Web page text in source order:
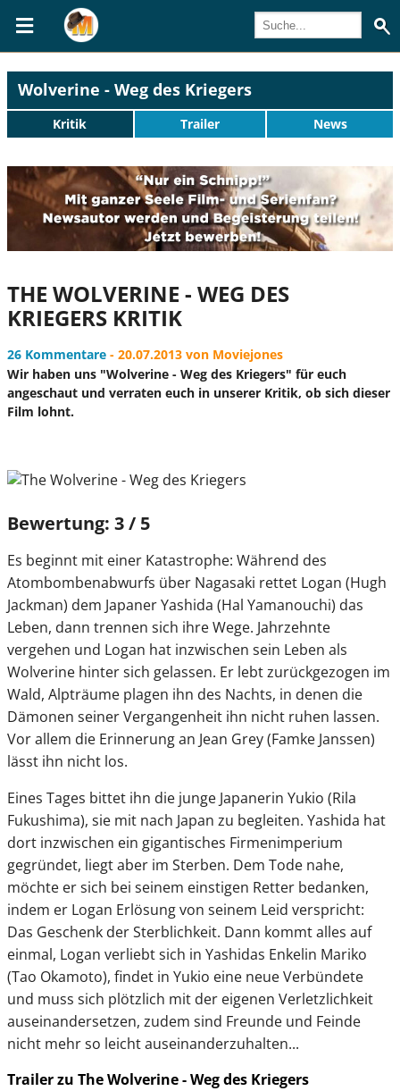
Wolverine - Weg des Kriegers
Kritik Trailer News
THE WOLVERINE - WEG DES
KRIEGERS KRITIK
26 Kommentare - 20.07.2013 von Moviejones
Wir haben uns "Wolverine - Weg des Kriegers" für euch
angeschaut und verraten euch in unserer Kritik, ob sich dieser
Film lohnt.
Bewertung: 3 / 5
Es beginnt mit einer Katastrophe: Während des
Atombombenabwurfs über Nagasaki rettet Logan (Hugh
Jackman) dem Japaner Yashida (Hal Yamanouchi) das
Leben, dann trennen sich ihre Wege. Jahrzehnte
vergehen und Logan hat inzwischen sein Leben als
Wolverine hinter sich gelassen. Er lebt zurückgezogen im
Wald, Alpträume plagen ihn des Nachts, in denen die
Dämonen seiner Vergangenheit ihn nicht ruhen lassen.
Vor allem die Erinnerung an Jean Grey (Famke Janssen)
lässt ihn nicht los.
Eines Tages bittet ihn die junge Japanerin Yukio (Rila
Fukushima), sie mit nach Japan zu begleiten. Yashida hat
dort inzwischen ein gigantisches Firmenimperium
gegründet, liegt aber im Sterben. Dem Tode nahe,
möchte er sich bei seinem einstigen Retter bedanken,
indem er Logan Erlösung von seinem Leid verspricht:
Das Geschenk der Sterblichkeit. Dann kommt alles auf
einmal, Logan verliebt sich in Yashidas Enkelin Mariko
(Tao Okamoto), findet in Yukio eine neue Verbündete
und muss sich plötzlich mit der eigenen Verletzlichkeit
auseinandersetzen, zudem sind Freunde und Feinde
nicht mehr so leicht auseinanderzuhalten...
Trailer zu The Wolverine - Weg des Kriegers